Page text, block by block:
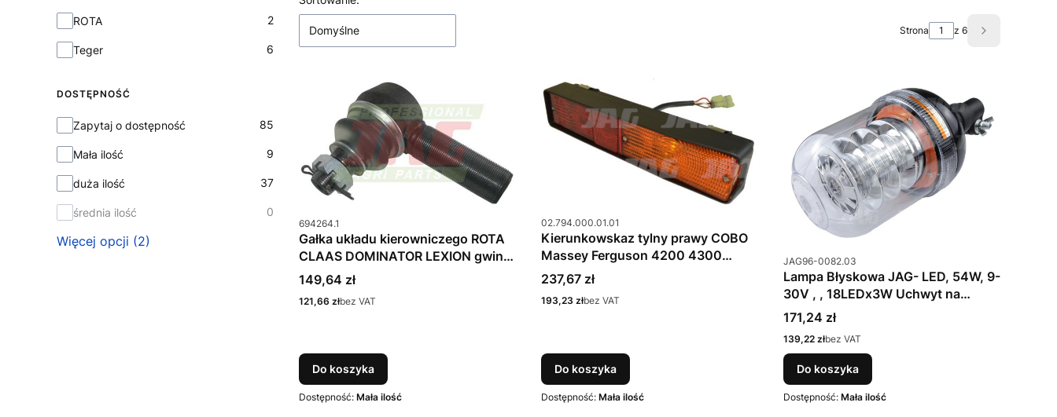
ROTA 2
Teger 6
DOSTĘPNOŚĆ
Dostępność
Zapytaj o dostępność 85
Mała ilość 9
duża ilość 37
średnia ilość 0
Więcej opcji (2)
Domyślne Strona z 6 Następne
Kod produktu
694264.1
Gałka układu kierowniczego ROTA
CLAAS DOMINATOR LEXION gwint
M20 gwint
Cena
149,64 zł
Cena
121,66 złbez VAT
Do koszyka
Dostępność: Mała ilość
Kod produktu
02.794.000.01.01
Kierunkowskaz tylny prawy COBO
Massey Ferguson 4200 4300
02.794.000.01
Cena
237,67 zł
Cena
193,23 złbez VAT
Do koszyka
Dostępność: Mała ilość
Kod produktu
JAG96-0082.03
Lampa Błyskowa JAG- LED, 54W, 9-
30V , , 18LEDx3W Uchwyt na
elastyczny
Cena
171,24 zł
Cena
139,22 złbez VAT
Do koszyka
Dostępność: Mała ilość